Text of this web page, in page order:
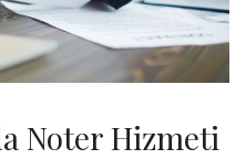
Noter Hizmeti